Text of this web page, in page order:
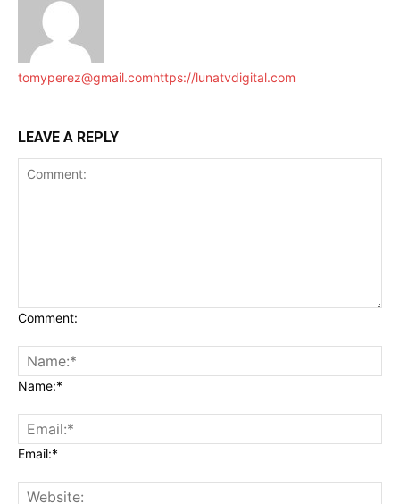
tomyperez@gmail.comhttps://lunatvdigital.com
LEAVE A REPLY
Comment:
Name:*
Email:*